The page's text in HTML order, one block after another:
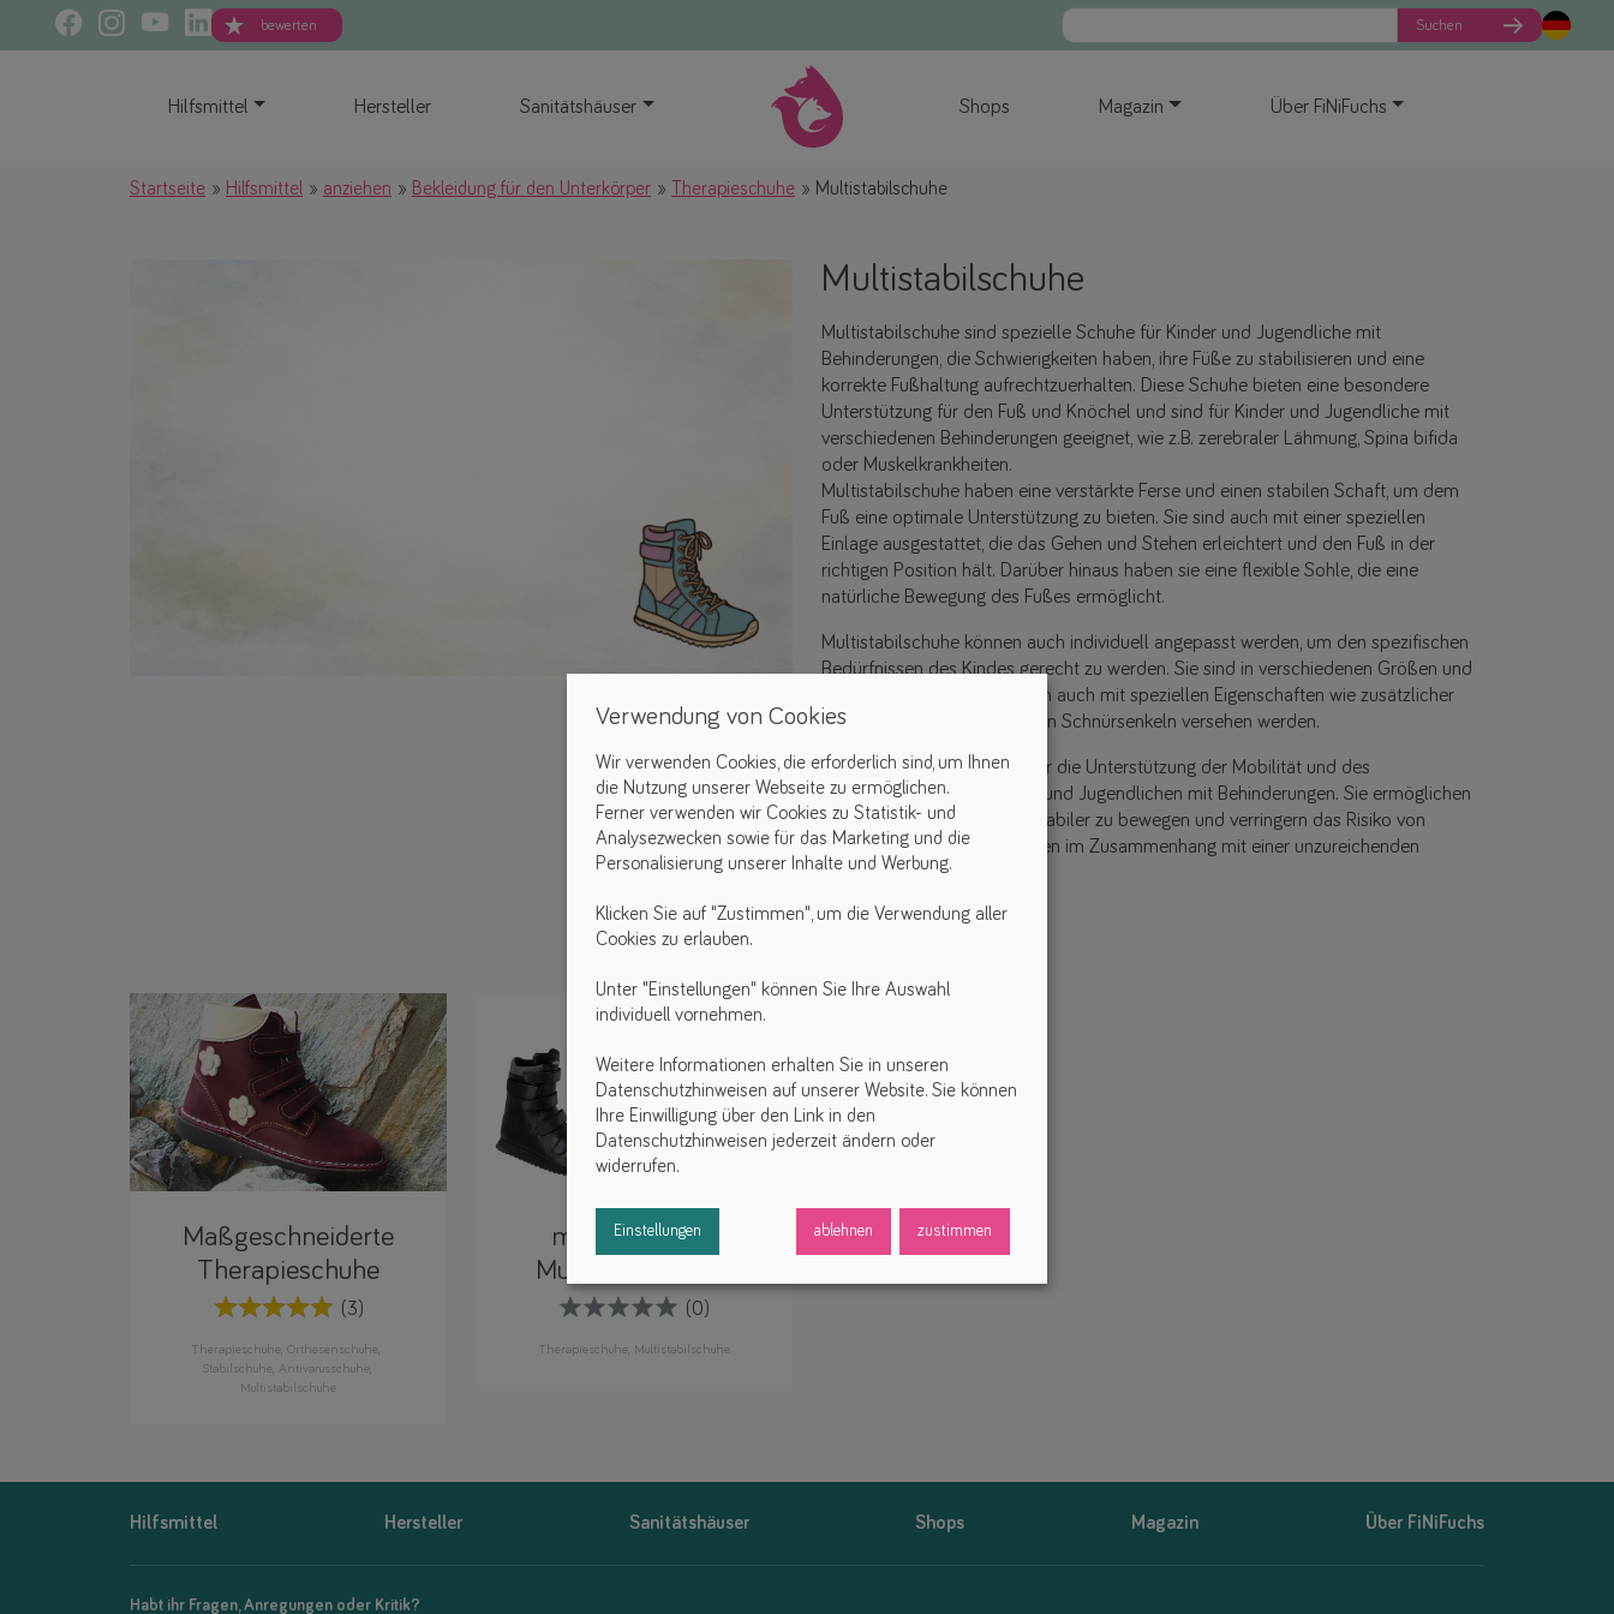
bewerten Suchen
Hilfsmittel Hersteller Sanitätshäuser Shops Magazin Über FiNiFuchs
Startseite Hilfsmittel anziehen Bekleidung für den Unterkörper Therapieschuhe Multistabilschuhe
Multistabilschuhe
Multistabilschuhe sind spezielle Schuhe für Kinder und Jugendliche mit
Behinderungen, die Schwierigkeiten haben, ihre Füße zu stabilisieren und eine
korrekte Fußhaltung aufrechtzuerhalten. Diese Schuhe bieten eine besondere
Unterstützung für den Fuß und Knöchel und sind für Kinder und Jugendliche mit
verschiedenen Behinderungen geeignet, wie z.B. zerebraler Lähmung, Spina bifida
oder Muskelkrankheiten.
Multistabilschuhe haben eine verstärkte Ferse und einen stabilen Schaft, um dem
Fuß eine optimale Unterstützung zu bieten. Sie sind auch mit einer speziellen
Einlage ausgestattet, die das Gehen und Stehen erleichtert und den Fuß in der
richtigen Position hält. Darüber hinaus haben sie eine flexible Sohle, die eine
natürliche Bewegung des Fußes ermöglicht.
Multistabilschuhe können auch individuell angepasst werden, um den spezifischen
Bedürfnissen des Kindes gerecht zu werden. Sie sind in verschiedenen Größen und
Breiten erhältlich und können auch mit speziellen Eigenschaften wie zusätzlicher
Polsterung oder verstellbaren Schnürsenkeln versehen werden.
Diese Schuhe sind wichtig für die Unterstützung der Mobilität und des
Wohlbefindens von Kindern und Jugendlichen mit Behinderungen. Sie ermöglichen
es ihnen, sich sicherer und stabiler zu bewegen und verringern das Risiko von
Verletzungen oder Schmerzen im Zusammenhang mit einer unzureichenden
Fußhaltung.
Maßgeschneiderte
Therapieschuhe
(3)
Therapieschuhe Orthesenschuhe
Stabilschuhe
Antivarusschuhe
Multistabilschuhe
my generation
Multistabilschuhe
(0)
Therapieschuhe Multistabilschuhe
Hilfsmittel Hersteller Sanitätshäuser Shops Magazin Über FiNiFuchs
Habt ihr Fragen, Anregungen oder Kritik?
Verwendung von Cookies
Wir verwenden Cookies, die erforderlich sind, um Ihnen
die Nutzung unserer Webseite zu ermöglichen.
Ferner verwenden wir Cookies zu Statistik- und
Analysezwecken sowie für das Marketing und die
Personalisierung unserer Inhalte und Werbung.
Klicken Sie auf "Zustimmen", um die Verwendung aller
Cookies zu erlauben.
Unter "Einstellungen" können Sie Ihre Auswahl
individuell vornehmen.
Weitere Informationen erhalten Sie in unseren
Datenschutzhinweisen auf unserer Website. Sie können
Ihre Einwilligung über den Link in den
Datenschutzhinweisen jederzeit ändern oder
widerrufen.
Einstellungen ablehnen zustimmen